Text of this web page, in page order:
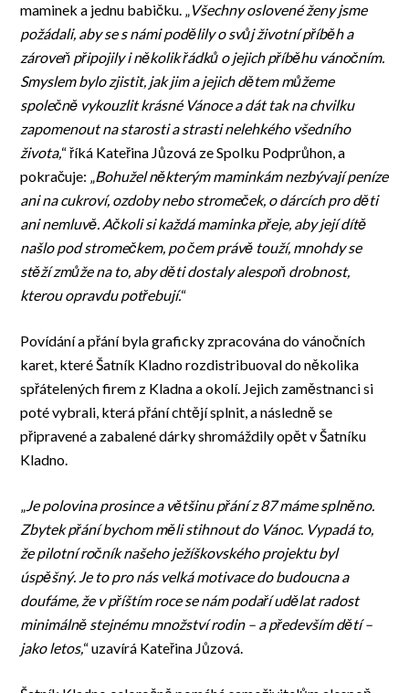
maminek a jednu babičku. „Všechny oslovené ženy jsme
požádali, aby se s námi podělily o svůj životní příběh a
zároveň připojily i několik řádků o jejich příběhu vánočním.
Smyslem bylo zjistit, jak jim a jejich dětem můžeme
společně vykouzlit krásné Vánoce a dát tak na chvilku
zapomenout na starosti a strasti nelehkého všedního
života,“ říká Kateřina Jůzová ze Spolku Podprůhon, a
pokračuje: „Bohužel některým maminkám nezbývají peníze
ani na cukroví, ozdoby nebo stromeček, o dárcích pro děti
ani nemluvě. Ačkoli si každá maminka přeje, aby její dítě
našlo pod stromečkem, po čem právě touží, mnohdy se
stěží zmůže na to, aby děti dostaly alespoň drobnost,
kterou opravdu potřebují.“
Povídání a přání byla graficky zpracována do vánočních
karet, které Šatník Kladno rozdistribuoval do několika
spřátelených firem z Kladna a okolí. Jejich zaměstnanci si
poté vybrali, která přání chtějí splnit, a následně se
připravené a zabalené dárky shromáždily opět v Šatníku
Kladno.
„Je polovina prosince a většinu přání z 87 máme splněno.
Zbytek přání bychom měli stihnout do Vánoc. Vypadá to,
že pilotní ročník našeho ježíškovského projektu byl
úspěšný. Je to pro nás velká motivace do budoucna a
doufáme, že v příštím roce se nám podaří udělat radost
minimálně stejnému množství rodin – a především dětí –
jako letos,“ uzavírá Kateřina Jůzová.